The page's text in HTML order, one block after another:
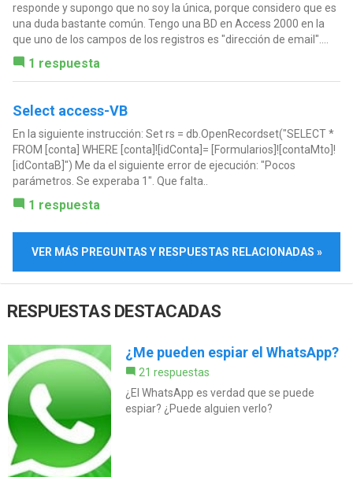
responde y supongo que no soy la única, porque considero que es
una duda bastante común. Tengo una BD en Access 2000 en la
que uno de los campos de los registros es "dirección de email"....
1 respuesta
Select access-VB
En la siguiente instrucción: Set rs = db.OpenRecordset("SELECT *
FROM [conta] WHERE [conta]![idConta]= [Formularios]![contaMto]!
[idContaB]") Me da el siguiente error de ejecución: "Pocos
parámetros. Se experaba 1". Que falta..
1 respuesta
VER MÁS PREGUNTAS Y RESPUESTAS RELACIONADAS »
RESPUESTAS DESTACADAS
¿Me pueden espiar el WhatsApp?
21 respuestas
¿El WhatsApp es verdad que se puede
espiar? ¿Puede alguien verlo?